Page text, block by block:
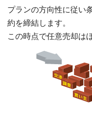
プランの方向性に従い
約を締結します。
この時点で任意売却は